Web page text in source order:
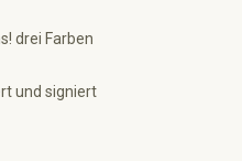
drei Farben
und signiert